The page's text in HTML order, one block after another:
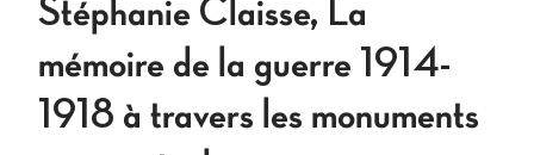
Stéphanie Claisse, La
mémoire de la guerre 1914-
1918 à travers les monuments